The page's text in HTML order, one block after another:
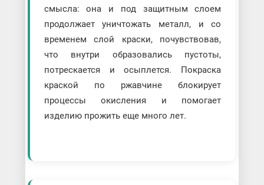
смысла: она и под защитным слоем
продолжает уничтожать металл, и со
временем слой краски, почувствовав,
что внутри образовались пустоты,
потрескается и осыплется. Покраска
краской по ржавчине блокирует
процессы окисления и помогает
изделию прожить еще много лет.